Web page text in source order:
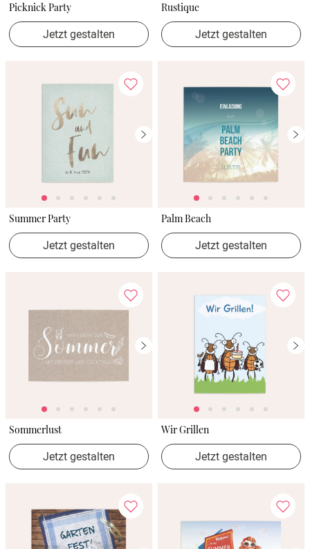
Picknick Party
Jetzt gestalten
Rustique
Jetzt gestalten
Summer Party
Jetzt gestalten
Palm Beach
Jetzt gestalten
Sommerlust
Jetzt gestalten
Wir Grillen
Jetzt gestalten